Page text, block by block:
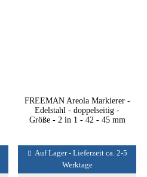
FREEMAN Areola Markierer -
Edelstahl - doppelseitig -
Größe - 2 in 1 - 42 - 45 mm
Auf Lager - Lieferzeit ca. 2-5
Werktage